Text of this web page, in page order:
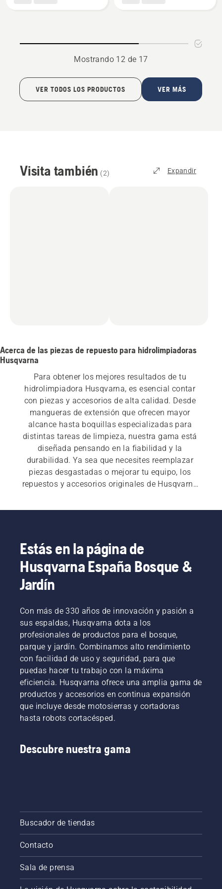
Mostrando 12 de 17
VER TODOS LOS PRODUCTOS VER MÁS
Visita también (2) Expandir
Acerca de las piezas de repuesto para hidrolimpiadoras
Husqvarna
Para obtener los mejores resultados de tu
hidrolimpiadora Husqvarna, es esencial contar
con piezas y accesorios de alta calidad. Desde
mangueras de extensión que ofrecen mayor
alcance hasta boquillas especializadas para
distintas tareas de limpieza, nuestra gama está
diseñada pensando en la fiabilidad y la
durabilidad. Ya sea que necesites reemplazar
piezas desgastadas o mejorar tu equipo, los
repuestos y accesorios originales de Husqvarna
rendimiento óptimo.
Estás en la página de
Husqvarna España Bosque &
Jardín
Con más de 330 años de innovación y pasión a
sus espaldas, Husqvarna dota a los
profesionales de productos para el bosque,
parque y jardín. Combinamos alto rendimiento
con facilidad de uso y seguridad, para que
puedas hacer tu trabajo con la máxima
eficiencia. Husqvarna ofrece una amplia gama de
productos y accesorios en continua expansión
que incluye desde motosierras y cortadoras
hasta robots cortacésped.
Descubre nuestra gama
Buscador de tiendas
Contacto
Sala de prensa